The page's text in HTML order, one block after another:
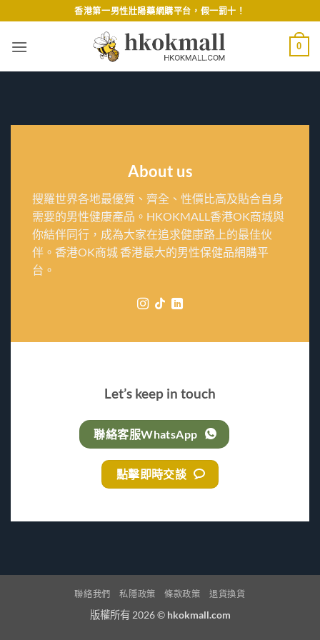
to
content
香港第一男性壯陽藥網購平台，假一罰十！
0
About us
搜羅世界各地最優質、齊全、性價比高及貼合自身
需要的男性健康產品。HKOKMALL香港OK商城與
你結伴同行，成為大家在追求健康路上的最佳伙
伴。香港OK商城 香港最大的男性保健品網購平
台。
Let’s keep in touch
聯絡客服WhatsApp
點擊即時交談
聯絡我們 私隱政策 條款政策 退貨換貨
版權所有 2026 © hkokmall.com